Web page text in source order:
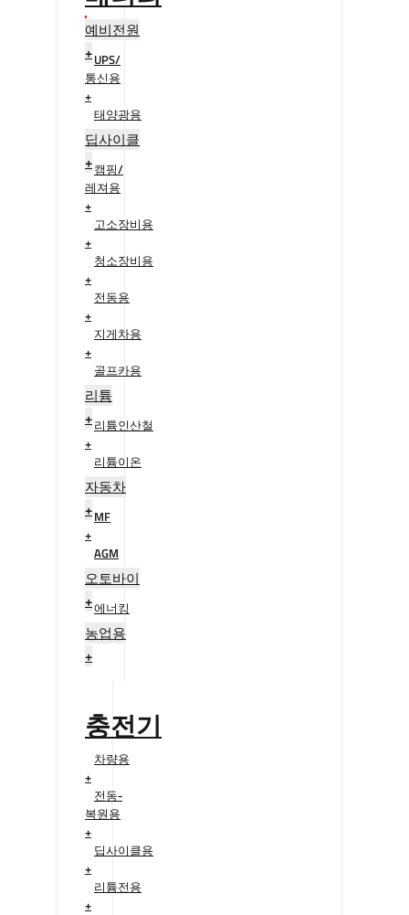
예비전원
+UPS/
통신용
+
태양광용
+
딥사이클
+캠핑/
레져용
+
고소장비용
+
청소장비용
+
전동용
+
지게차용
+
골프카용
+
리튬
+리튬인산철
+
리튬이온
+
자동차
+MF
+
AGM
+
오토바이
+에너킹
+
농업용
+
충전기
차량용
+
전동-
복원용
+
딥사이클용
+
리튬전용
+